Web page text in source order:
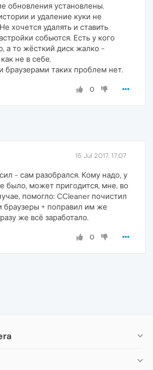
обновления установлены.
и удаление куки не
хочется удалять и ставить
собьются. Есть у кого
а то жёсткий диск жалко -
не в себе.
браузерами таких проблем нет.
0
15 Jul 2017, 17:07
- сам разобрался. Кому надо, у
было, может пригодится, мне, во
помогло: CCleaner почистил
браузеры + поправил им же
же всё заработало.
0